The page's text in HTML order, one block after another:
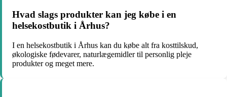
Hvad slags produkter kan jeg købe i en
helsekostbutik i Århus?
I en helsekostbutik i Århus kan du købe alt fra kosttilskud,
økologiske fødevarer, naturlægemidler til personlig pleje
produkter og meget mere.